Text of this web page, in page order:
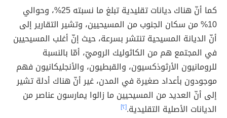
كما أنّ هناك ديانات تقليدية تبلغ ما نسبته 25%، وحوالي
10% من سكان الجنوب من المسيحيين، وتشير التقارير إلى
أنّ الديانة المسيحية تنتشر بسرعة، حيث إنّ أغلب المسيحيين
في المجتمع هم من الكاثوليك الروميّ، أمّا بالنسبة
للرومانيون الأرثوذكسيون، والقبطيون، والأنجليكانيون فهم
موجودون بأعداد صغيرة في المدن، غير أنّ هناك أدلة تشير
إلى أنّ العديد من المسيحيين ما زالوا يمارسون عناصر من
الديانات الأصلية التقليدية.[٢]